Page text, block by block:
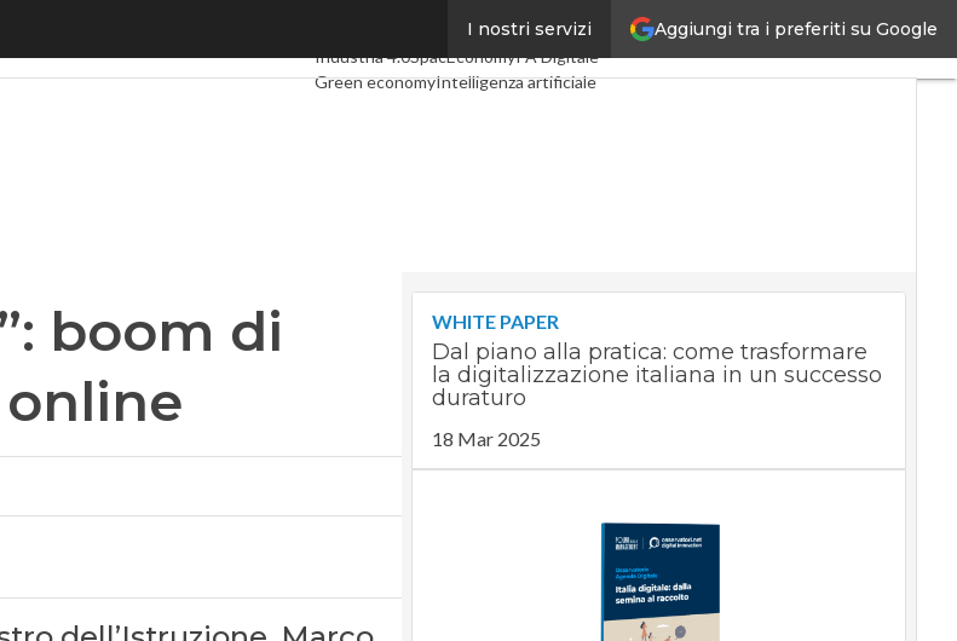
Aggiungi tra i preferiti su Google
I nostri servizi
Digital Economy Telco
Industria 4.0SpacEconomyPA Digitale
Green economyIntelligenza artificiale
boom di
WHITE PAPER
Dal piano alla pratica: come trasformare
la digitalizzazione italiana in un successo
duraturo
18 Mar 2025